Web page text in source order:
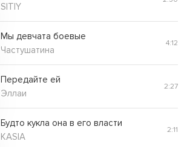
SITIY
Мы девчата боевые
Частушатина
4:12
Передайте ей
Эллаи
2:27
Будто кукла она в его власти
KASIA
2:11